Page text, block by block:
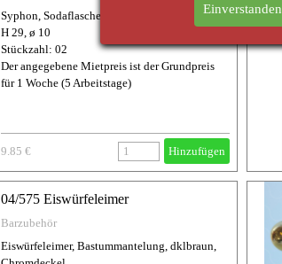
Syphon, Sodaflasche, Glas, blau, antik,
H 29, ø 10
Stückzahl: 02
Der angegebene Mietpreis ist der Grundpreis
für 1 Woche (5 Arbeitstage)
9.85 € Hinzufügen
04/575 Eiswürfeleimer
Barzubehör
Eiswürfeleimer, Bastummantelung, dklbraun,
Einverstanden